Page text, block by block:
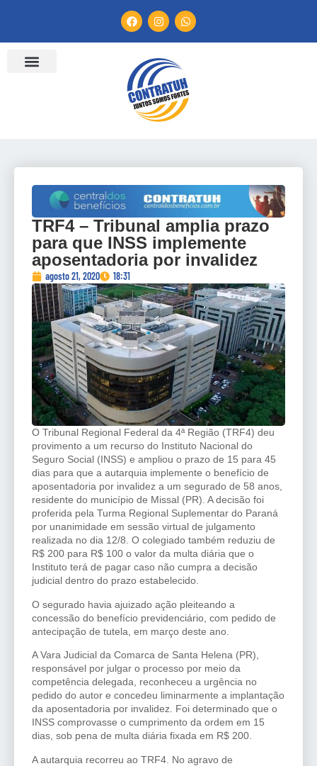
TRF4 – Tribunal amplia prazo
para que INSS implemente
aposentadoria por invalidez
agosto 21, 2020 18:31
O Tribunal Regional Federal da 4ª Região (TRF4) deu
provimento a um recurso do Instituto Nacional do
Seguro Social (INSS) e ampliou o prazo de 15 para 45
dias para que a autarquia implemente o benefício de
aposentadoria por invalidez a um segurado de 58 anos,
residente do município de Missal (PR). A decisão foi
proferida pela Turma Regional Suplementar do Paraná
por unanimidade em sessão virtual de julgamento
realizada no dia 12/8. O colegiado também reduziu de
R$ 200 para R$ 100 o valor da multa diária que o
Instituto terá de pagar caso não cumpra a decisão
judicial dentro do prazo estabelecido.
O segurado havia ajuizado ação pleiteando a
concessão do benefício previdenciário, com pedido de
antecipação de tutela, em março deste ano.
A Vara Judicial da Comarca de Santa Helena (PR),
responsável por julgar o processo por meio da
competência delegada, reconheceu a urgência no
pedido do autor e concedeu liminarmente a implantação
da aposentadoria por invalidez. Foi determinado que o
INSS comprovasse o cumprimento da ordem em 15
dias, sob pena de multa diária fixada em R$ 200.
A autarquia recorreu ao TRF4. No agravo de